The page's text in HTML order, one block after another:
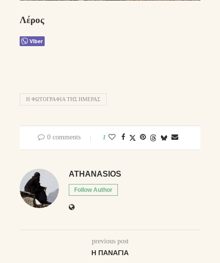
Λέρος
Viber
Η ΦΩΤΟΓΡΑΦΊΑ ΤΗΣ ΗΜΈΡΑΣ
0 comments 1
ATHANASIOS
Follow Author
previous post
Η ΠΑΝΑΓΊΑ